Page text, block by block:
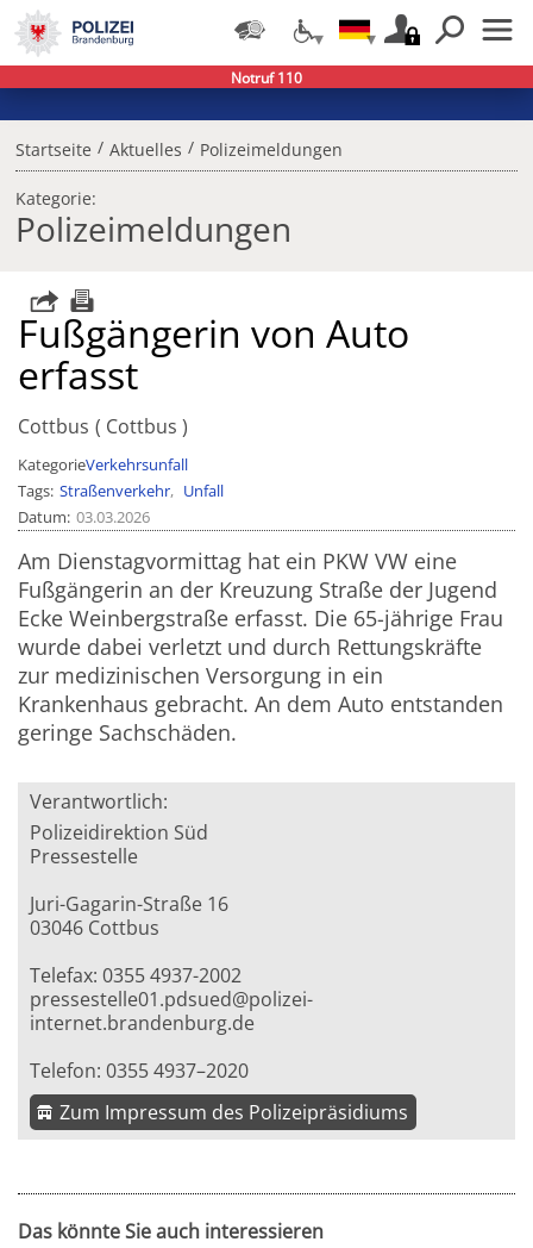
Startseite / Aktuelles / Polizeimeldungen
Kategorie:
Polizeimeldungen
Fußgängerin von Auto
erfasst
Cottbus Cottbus
KategorieVerkehrsunfall
Tags Straßenverkehr
Unfall
Datum 03.03.2026
Am Dienstagvormittag hat ein PKW VW eine
Fußgängerin an der Kreuzung Straße der Jugend
Ecke Weinbergstraße erfasst. Die 65-jährige Frau
wurde dabei verletzt und durch Rettungskräfte
zur medizinischen Versorgung in ein
Krankenhaus gebracht. An dem Auto entstanden
geringe Sachschäden.
Verantwortlich:
Polizeidirektion Süd
Pressestelle
Juri-Gagarin-Straße 16
03046 Cottbus
Telefax: 0355 4937-2002
pressestelle01.pdsued@polizei-
internet.brandenburg.de
Telefon: 0355 4937–2020
Zum Impressum des Polizeipräsidiums
Das könnte Sie auch interessieren
Notruf 110